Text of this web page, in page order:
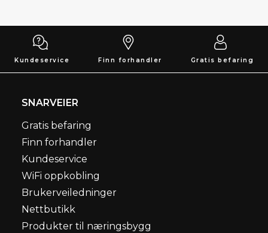
Kundeservice Finn forhandler Gratis befaring
SNARVEIER
Gratis befaring
Finn forhandler
Kundeservice
WiFi oppkobling
Brukerveiledninger
Nettbutikk
Produkter til næringsbygg